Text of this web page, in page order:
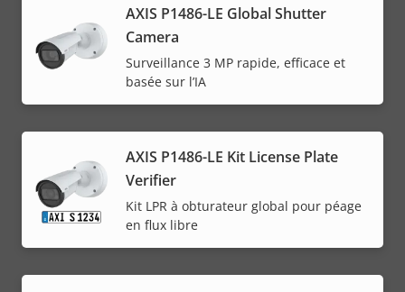
AXIS P1486-LE Global Shutter
Camera
Surveillance 3 MP rapide, efficace et
basée sur l’IA
AXIS P1486-LE Kit License Plate
Verifier
Kit LPR à obturateur global pour péage
en flux libre